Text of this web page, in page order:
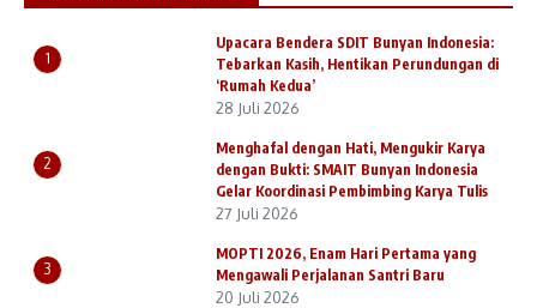
1
Upacara Bendera SDIT Bunyan Indonesia:
Tebarkan Kasih, Hentikan Perundungan di
‘Rumah Kedua’
28 Juli 2026
2
Menghafal dengan Hati, Mengukir Karya
dengan Bukti: SMAIT Bunyan Indonesia
Gelar Koordinasi Pembimbing Karya Tulis
27 Juli 2026
3
MOPTI 2026, Enam Hari Pertama yang
Mengawali Perjalanan Santri Baru
20 Juli 2026